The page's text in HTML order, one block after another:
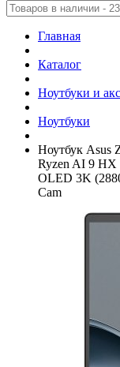
Главная
Каталог
Ноутбуки и
Ноутбуки
Ноутбук Asus
Ryzen AI 9 HX
OLED 3K
Cam